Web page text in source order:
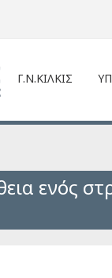
Γ.Ν.ΚΙΛΚΙΣ
ενός